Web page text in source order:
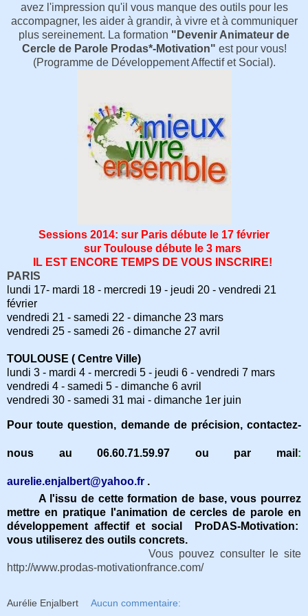
avez l'impression qu'il vous manque des outils pour les
accompagner, les aider à grandir, à vivre et à communiquer
plus sereinement. La formation "Devenir Animateur de
Cercle de Parole Prodas*-Motivation" est pour vous!
(Programme de Développement Affectif et Social).
Sessions 2014: sur Paris débute le 17 février
sur Toulouse débute le 3 mars
IL EST ENCORE TEMPS DE VOUS INSCRIRE!
PARIS
lundi 17- mardi 18 - mercredi 19 - jeudi 20 - vendredi 21
février
vendredi 21 - samedi 22 - dimanche 23 mars
vendredi 25 - samedi 26 - dimanche 27 avril
TOULOUSE ( Centre Ville)
lundi 3 - mardi 4 - mercredi 5 - jeudi 6 - vendredi 7 mars
vendredi 4 - samedi 5 - dimanche 6 avril
vendredi 30 - samedi 31 mai - dimanche 1er juin
Pour toute question, demande de précision, contactez-
nous au 06.60.71.59.97 ou par mail :
aurelie.enjalbert@yahoo.fr .
A l'issu de cette formation de base, vous pourrez
mettre en pratique l'animation de cercles de parole en
développement affectif et social ProDAS-Motivation:
vous utiliserez des outils concrets.
Vous pouvez consulter le site
http://www.prodas-motivationfrance.com/
Aurélie Enjalbert Aucun commentaire: